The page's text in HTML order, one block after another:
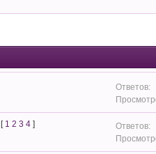
[ 1 2 3 4 ]